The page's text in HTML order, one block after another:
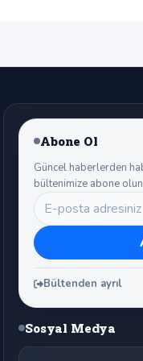
Abone Ol
Güncel haberlerden
bültenimize abone
Bültenden ayrıl
Sosyal Medya